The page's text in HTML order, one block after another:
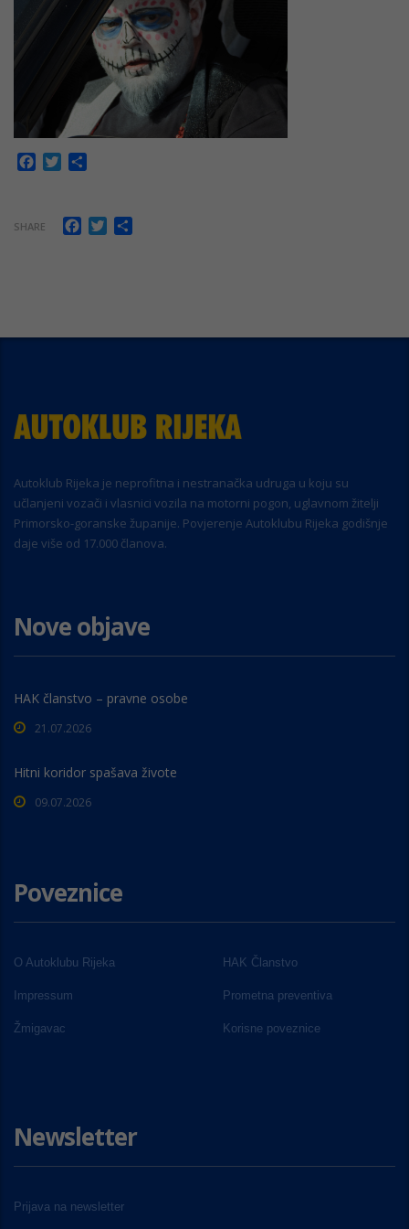
Facebook
Twitter
SHARE Facebook
Twitter
Autoklub Rijeka je neprofitna i nestranačka udruga u koju su
učlanjeni vozači i vlasnici vozila na motorni pogon, uglavnom žitelji
Primorsko-goranske županije. Povjerenje Autoklubu Rijeka godišnje
daje više od 17.000 članova.
Nove objave
HAK članstvo – pravne osobe
21.07.2026
Hitni koridor spašava živote
09.07.2026
Poveznice
O Autoklubu Rijeka HAK Članstvo
Impressum Prometna preventiva
Žmigavac Korisne poveznice
Newsletter
Prijava na newsletter